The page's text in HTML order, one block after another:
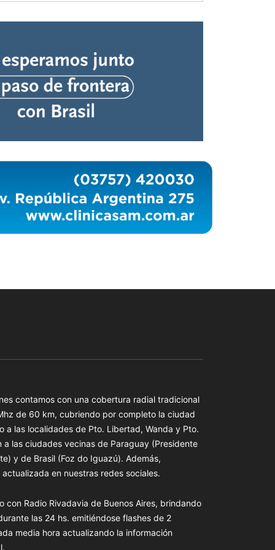
contamos con una cobertura radial tradicional
de 60 km, cubriendo por completo la ciudad
a las localidades de Pto. Libertad, Wanda y Pto.
a las ciudades vecinas de Paraguay (Presidente
y de Brasil (Foz do Iguazú). Además,
en nuestras redes sociales.
con Radio Rivadavia de Buenos Aires, brindando
las 24 hs. emitiéndose flashes de 2
media hora actualizando la información